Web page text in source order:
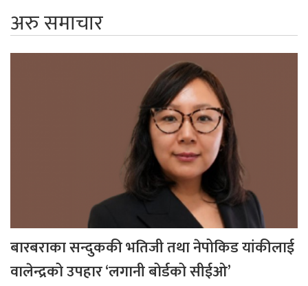
अरु समाचार
बारबराका सन्दुककी भतिजी तथा नेपोकिड यांकीलाई
वालेन्द्रको उपहार ‘लगानी बोर्डको सीईओ’